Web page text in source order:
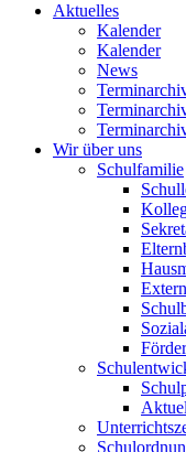
Aktuelles
Kalender
Kalender
News
Wir über uns
Schulfamilie